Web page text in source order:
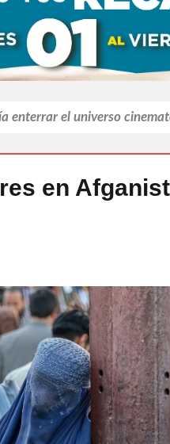
9.600 muertes en
de EEUU a empresa argentina
en